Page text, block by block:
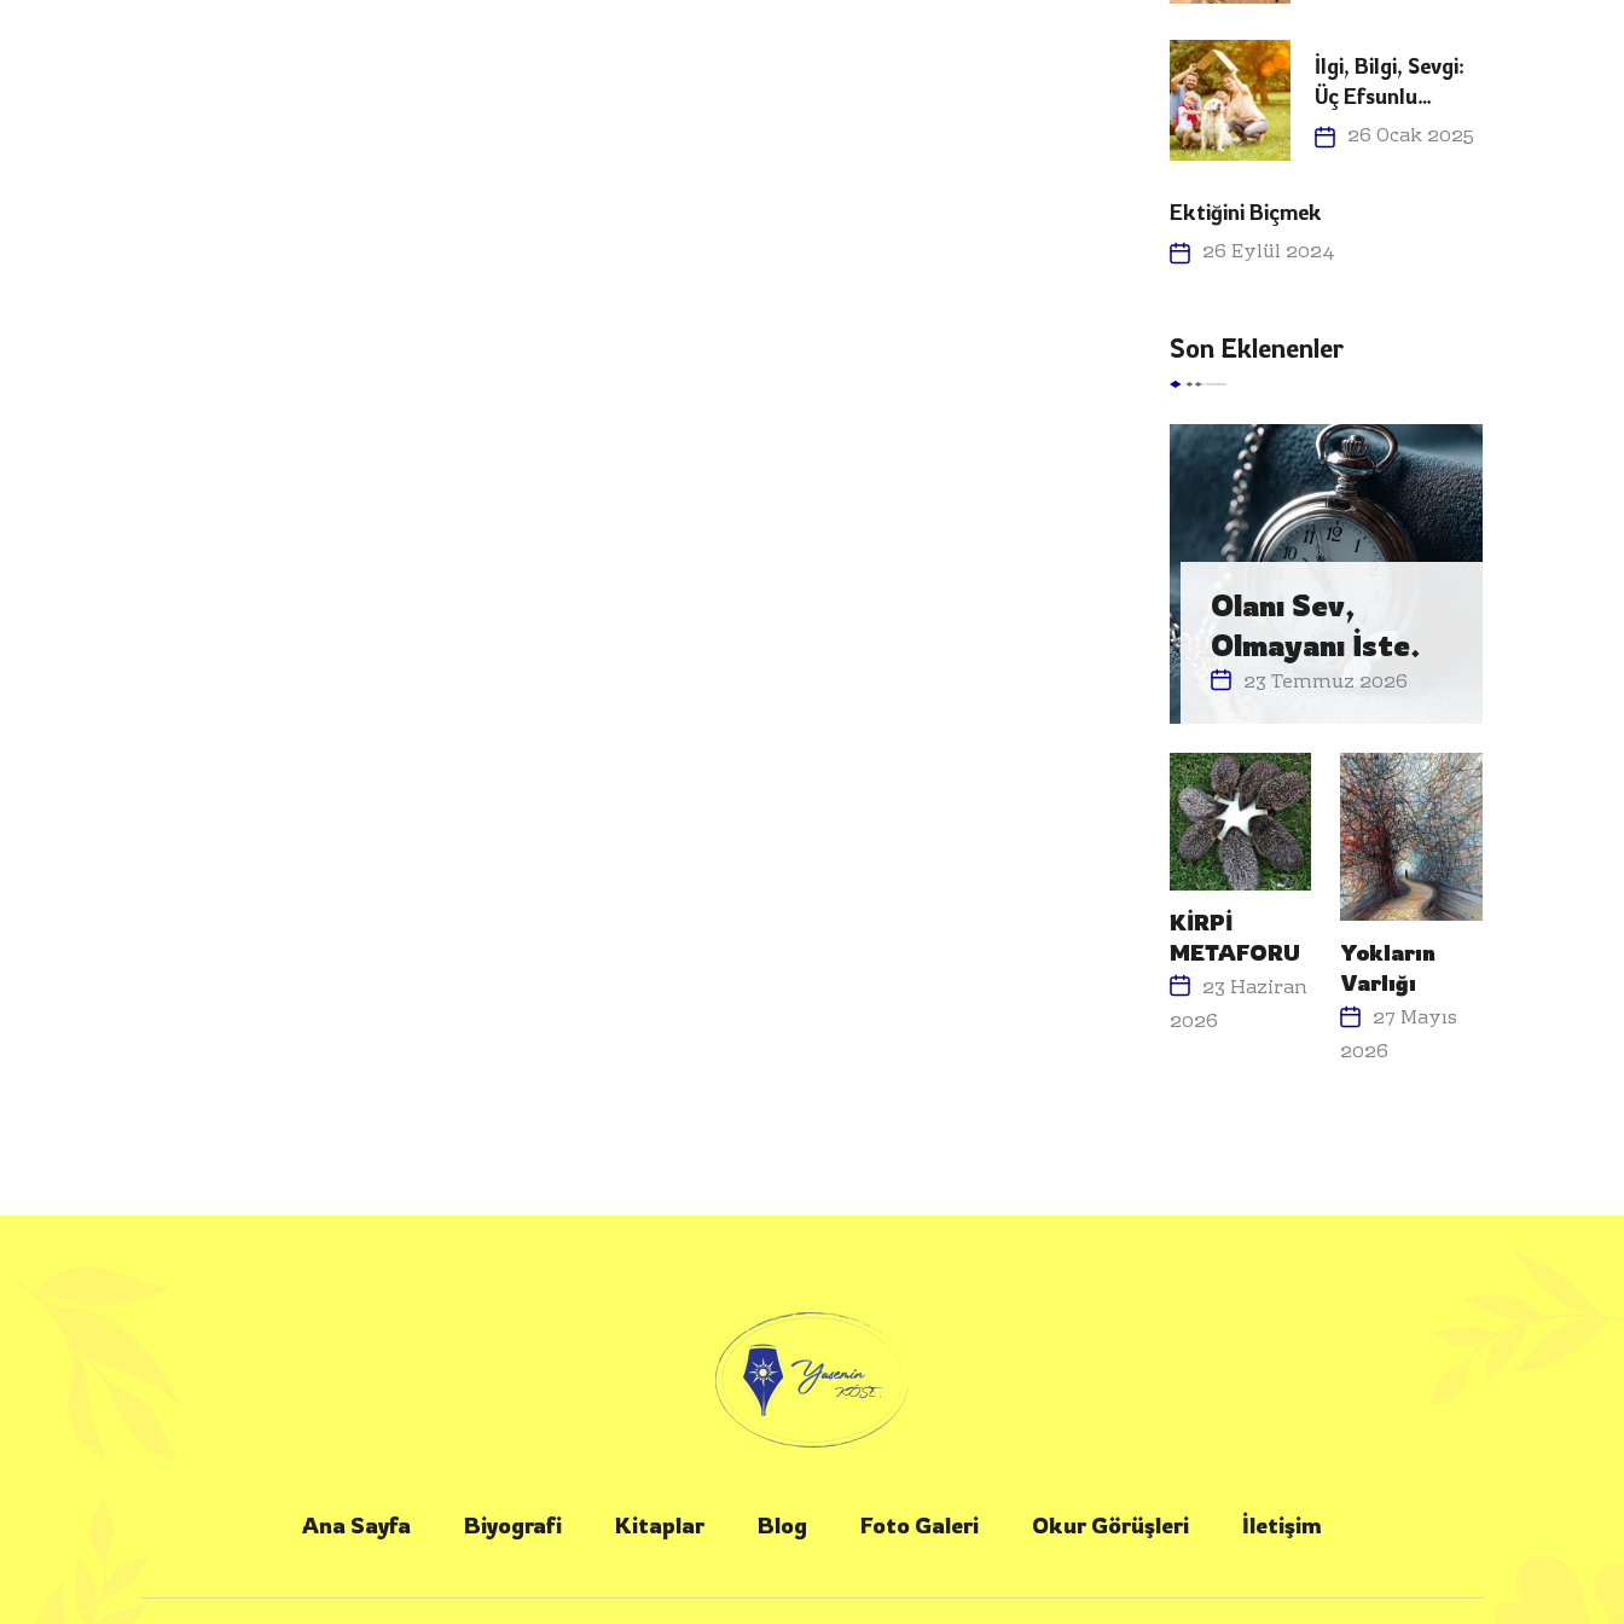
İlgi, Bilgi, Sevgi:
Üç Efsunlu
Kelime26 Ocak 2025
Ektiğini Biçmek
26 Eylül 2024
Son Eklenenler
Olanı Sev,
Olmayanı İste.
23 Temmuz 2026
KİRPİ
METAFORU
23 Haziran
2026
Yokların
Varlığı
27 Mayıs
2026
Ana Sayfa Biyografi Kitaplar Blog Foto Galeri Okur Görüşleri İletişim